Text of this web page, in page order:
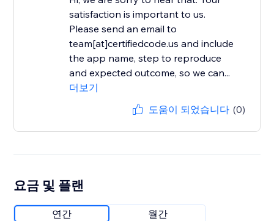
satisfaction is important to us.
Please send an email to
team[at]certifiedcode.us and include
the app name, step to reproduce
and expected outcome, so we can...
더보기
도움이 되었습니다 (0)
요금 및 플랜
연간 월간